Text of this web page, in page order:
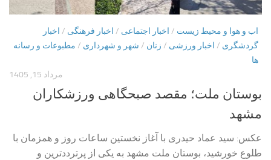
اب و هوا و محیط زیست / اخبار اجتماعی / اخبار فرهنگی / اخبار
گردشگری / اخبار ورزشی / زنان / شهر و شهرداری / مطبوعات و رسانه
ها
مرداد 15, 1405
بوستان ملت؛ مقصد صبحگاهی ورزشکاران
مشهد
عکس: سید عماد حیدری با آغاز نخستین ساعات روز و همزمان با
طلوع خورشید، بوستان ملت مشهد به یکی از پرترددترین و